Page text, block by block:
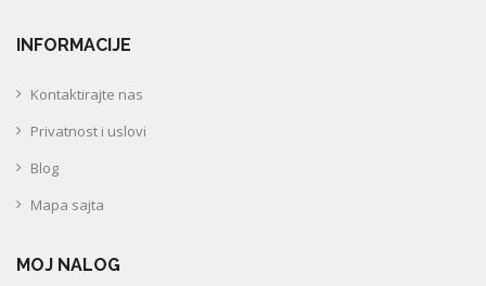
INFORMACIJE
Kontaktirajte nas
Privatnost i uslovi
Blog
Mapa sajta
MOJ NALOG